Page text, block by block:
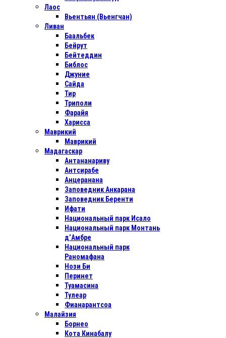
Лаос
Вьентьян (Вьенгчан)
Ливан
Баальбек
Бейрут
Бейтеддин
Библос
Джуние
Сайда
Тир
Триполи
Фарайя
Харисса
Маврикий
Маврикий
Мадагаскар
Антананариву
Антсирабе
Анцеранана
Заповедник Анкарана
Заповедник Беренти
Ифати
Национальный парк Исало
Национальный парк Монтань
д’Амбре
Национальный парк
Раномафана
Нози Би
Перинет
Туамасина
Тулеар
Фианарантсоа
Малайзия
Борнео
Кота Кинабалу